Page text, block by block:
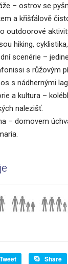
– ostrov se
a křišťálově
outdoorové
hiking,
scenérie –
s růžovým
s nádhernými
a kultura –
nalezišť.
– domovem
Tweet Share